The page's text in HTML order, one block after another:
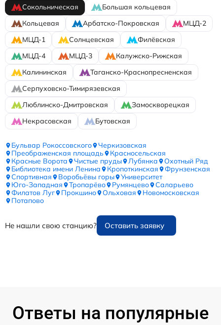
Сокольническая
Большая кольцевая
Кольцевая
Арбатско-Покровская
МЦД-2
МЦД-1
Солнцевская
Филёвская
МЦД-4
МЦД-3
Калужско-Рижская
Калининская
Таганско-Краснопресненская
Серпуховско-Тимирязевская
Люблинско-Дмитровская
Замоскворецкая
Некрасовская
Бутовская
Бульвар Рокоссовского
Черкизовская
Преображенская площадь
Красносельская
Красные Ворота
Чистые пруды Лубянка
Охотный Ряд
Библиотека имени Ленина
Кропоткинская
Фрунзенская
Спортивная
Воробьёвы горы
Университет
Юго-Западная
Тропарёво Румянцево
Саларьево
Филатов Луг
Прокшино Ольховая
Новомосковская
Потапово
Не нашли свою станцию? Оставить заявку
Ответы на популярные